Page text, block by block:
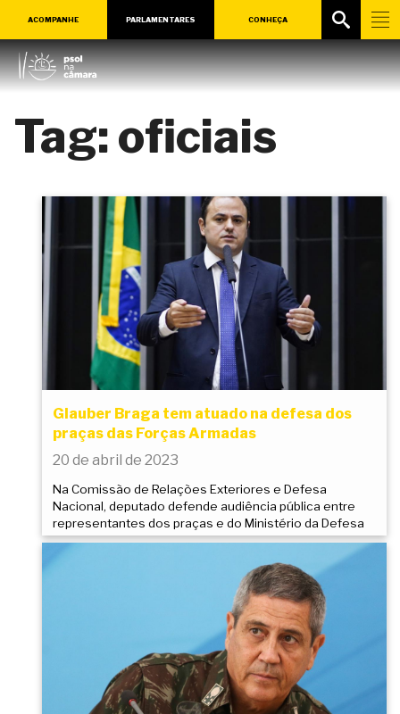
ACOMPANHE PARLAMENTARES CONHEÇA
Tag:oficiais
Glauber Braga tem atuado na defesa dos
praças das Forças Armadas
20 de abril de 2023
Na Comissão de Relações Exteriores e Defesa
Nacional, deputado defende audiência pública entre
representantes dos praças e do Ministério da Defesa